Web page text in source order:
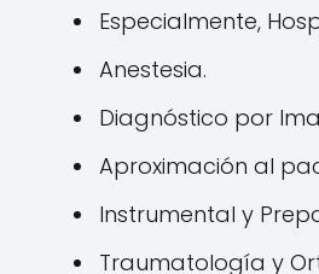
Especialmente,
Anestesia.
Diagnóstico por
Aproximación al
Instrumental y
Traumatología y